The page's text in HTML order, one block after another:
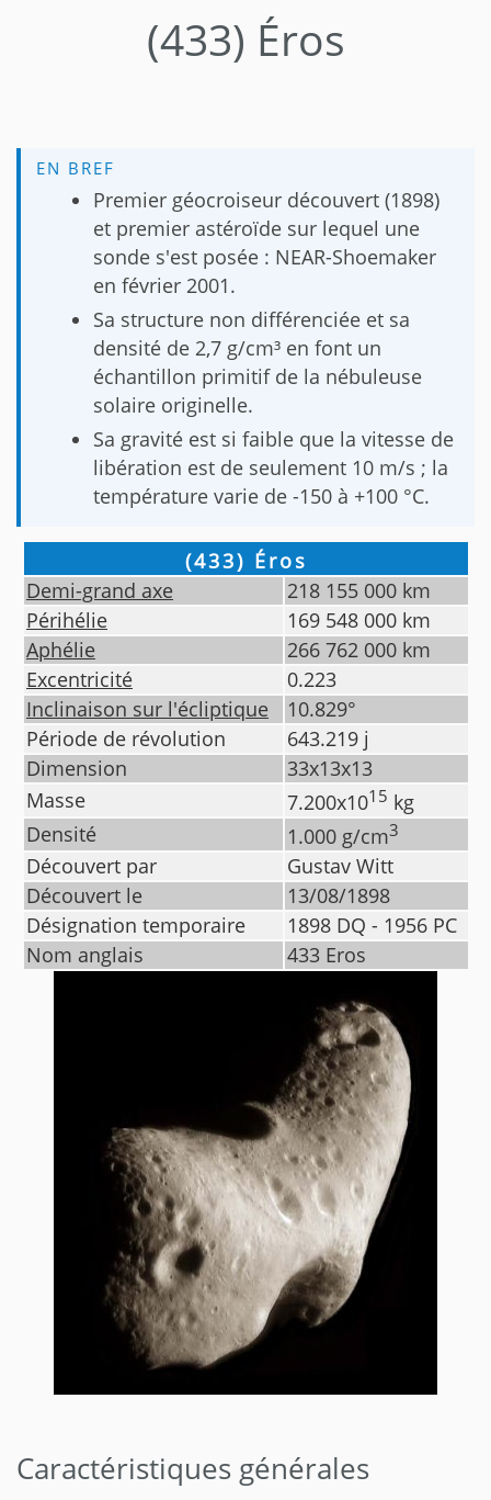
(433) Éros
EN BREF
Premier géocroiseur découvert (1898)
et premier astéroïde sur lequel une
sonde s'est posée : NEAR-Shoemaker
en février 2001.
Sa structure non différenciée et sa
densité de 2,7 g/cm³ en font un
échantillon primitif de la nébuleuse
solaire originelle.
Sa gravité est si faible que la vitesse de
libération est de seulement 10 m/s ; la
température varie de -150 à +100 °C.
(433) Éros
Demi-grand axe
218 155 000 km
Périhélie
169 548 000 km
Aphélie
266 762 000 km
Excentricité
0.223
Inclinaison sur l'écliptique
10.829°
Période de révolution
643.219 j
Dimension
33x13x13
Masse
7.200x1015 kg
Densité
1.000 g/cm3
Découvert par
Gustav Witt
Découvert le
13/08/1898
Désignation temporaire
1898 DQ - 1956 PC
Nom anglais
433 Eros
Caractéristiques générales